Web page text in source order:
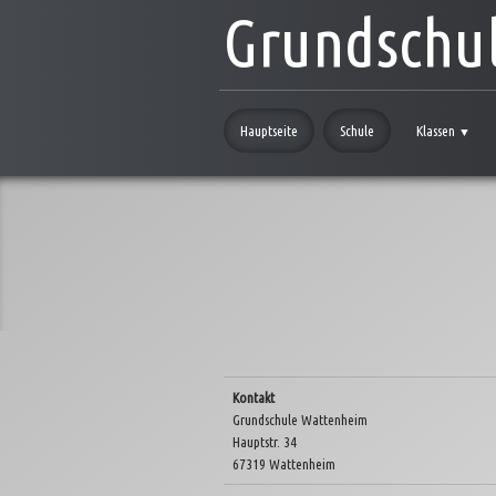
Hauptseite Schule Klassen ▼
Kontakt
Grundschule Wattenheim
Hauptstr. 34
67319 Wattenheim